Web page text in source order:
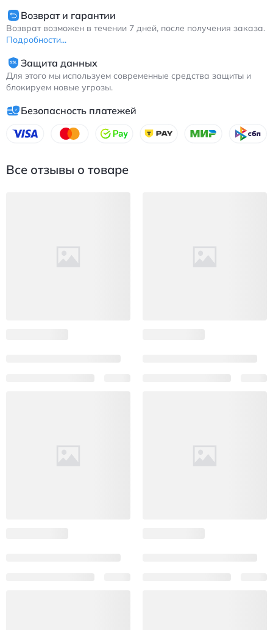
Возврат и гарантии
Возврат возможен в течении 7 дней, после получения заказа.
Подробности...
Защита данных
Для этого мы используем современные средства защиты и
блокируем новые угрозы.
Безопасность платежей
Все отзывы о товаре